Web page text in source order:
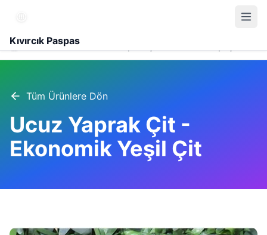
Kıvırcık Paspas
Ürünler
Tüm Ürünlere Dön
Ucuz Yaprak Çit -
Ekonomik Yeşil Çit